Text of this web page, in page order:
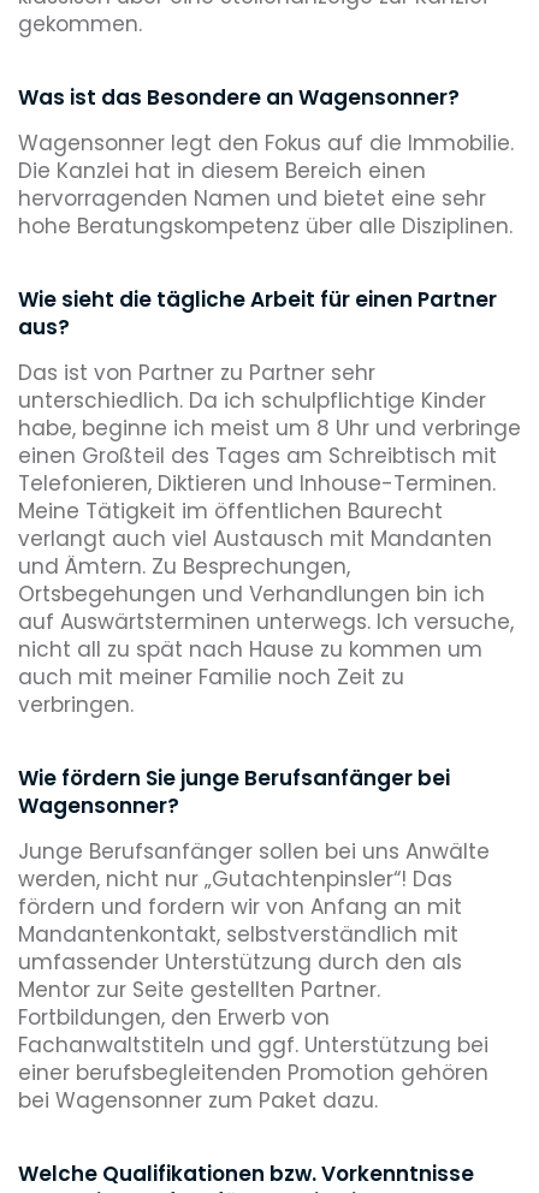
gekommen.
Was ist das Besondere an Wagensonner?
Wagensonner legt den Fokus auf die Immobilie.
Die Kanzlei hat in diesem Bereich einen
hervorragenden Namen und bietet eine sehr
hohe Beratungskompetenz über alle Disziplinen.
Wie sieht die tägliche Arbeit für einen Partner
aus?
Das ist von Partner zu Partner sehr
unterschiedlich. Da ich schulpflichtige Kinder
habe, beginne ich meist um 8 Uhr und verbringe
einen Großteil des Tages am Schreibtisch mit
Telefonieren, Diktieren und Inhouse-Terminen.
Meine Tätigkeit im öffentlichen Baurecht
verlangt auch viel Austausch mit Mandanten
und Ämtern. Zu Besprechungen,
Ortsbegehungen und Verhandlungen bin ich
auf Auswärtsterminen unterwegs. Ich versuche,
nicht all zu spät nach Hause zu kommen um
auch mit meiner Familie noch Zeit zu
verbringen.
Wie fördern Sie junge Berufsanfänger bei
Wagensonner?
Junge Berufsanfänger sollen bei uns Anwälte
werden, nicht nur „Gutachtenpinsler“! Das
fördern und fordern wir von Anfang an mit
Mandantenkontakt, selbstverständlich mit
umfassender Unterstützung durch den als
Mentor zur Seite gestellten Partner.
Fortbildungen, den Erwerb von
Fachanwaltstiteln und ggf. Unterstützung bei
einer berufsbegleitenden Promotion gehören
bei Wagensonner zum Paket dazu.
Welche Qualifikationen bzw. Vorkenntnisse